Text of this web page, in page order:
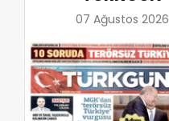
07 Ağustos 2026